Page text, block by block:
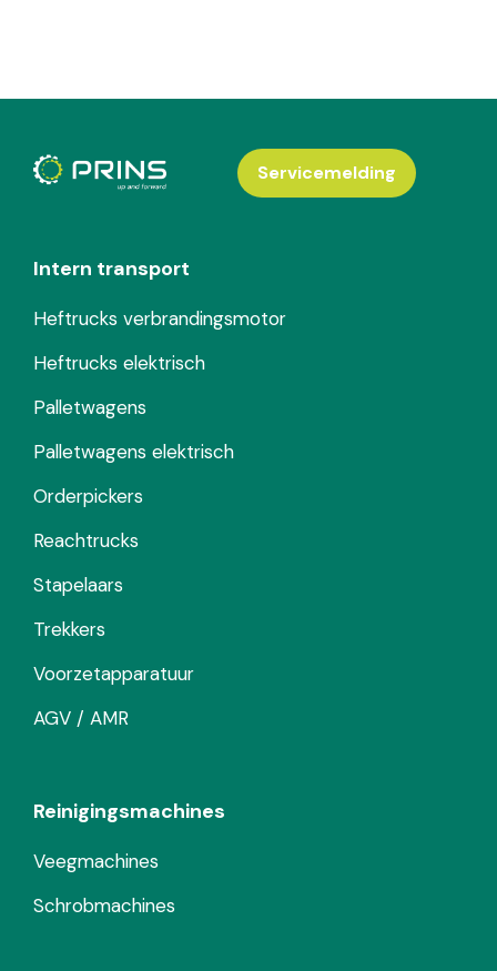
Intern transport
Heftrucks verbrandingsmotor
Heftrucks elektrisch
Palletwagens
Palletwagens elektrisch
Orderpickers
Reachtrucks
Stapelaars
Trekkers
Voorzetapparatuur
AGV / AMR
Reinigingsmachines
Veegmachines
Schrobmachines
Servicemelding